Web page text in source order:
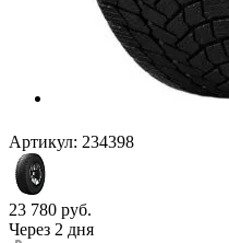
Артикул: 234398
23 780 руб.
Через 2 дня